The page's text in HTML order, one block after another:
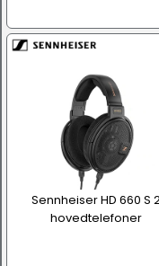
Sennheiser HD 660 S
hovedtelefoner